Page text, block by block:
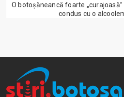
O botoșăneancă foarte
condus cu o